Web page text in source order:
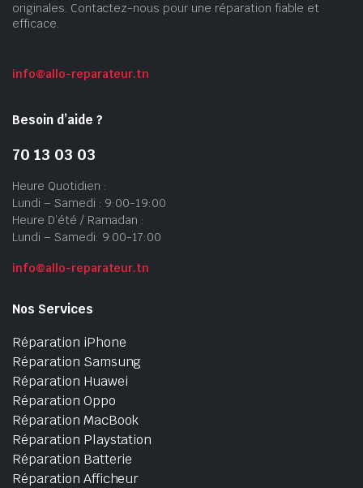
originales. Contactez-nous pour une réparation fiable et
efficace.
info@allo-reparateur.tn
Besoin d’aide ?
70 13 03 03
Heure Quotidien :
Lundi – Samedi : 9:00-19:00
Heure D’été / Ramadan :
Lundi – Samedi: 9:00-17:00
info@allo-reparateur.tn
Nos Services
Réparation iPhone
Réparation Samsung
Réparation Huawei
Réparation Oppo
Réparation MacBook
Réparation Playstation
Réparation Batterie
Réparation Afficheur